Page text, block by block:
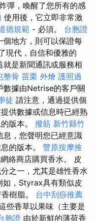
彈，喚醒了您所有的感
使用後，它立即非常激
德規範 - 必須。 台胞證
個地方，則可以保證每
現代，自信和優雅的
是新聞通訊或服務相
整骨 苗栗 外燴 護照過
數據由Netrise的客戶關
徒 請注意，通過提供個
供數據或信息時已經熟
版本。 撥筋 新竹縣竹
息，您聲明您已經意識
的版本。 豐原按摩推
絡商店購買香水。 皮
之一，尤其是雄性香水
如，Styrax具有類似皮
樹脂。 台中刮痧推薦
些香草以果味（主要是
胞證 由於新鮮的薄荷香